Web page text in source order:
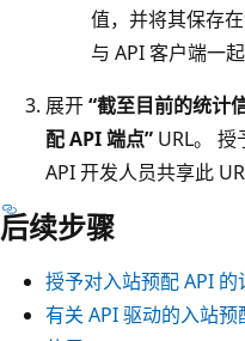
值，并将其保存
与 API 客户端一起
展开“截至目前的统计
配 API 端点” URL。 授
API 开发人员共享此
后续步骤
授予对入站预配 API 的
有关 API 驱动的入站